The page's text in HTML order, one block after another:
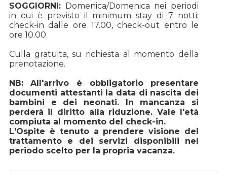
SOGGIORNI:Domenica/Domenica nei periodi
in cui è previsto il minimum stay di 7 notti;
check-in dalle ore 17.00, check-out entro le
ore 10.00.
Culla gratuita, su richiesta al momento della
prenotazione.
NB: All'arrivo è obbligatorio presentare
documenti attestanti la data di nascita dei
bambini e dei neonati. In mancanza si
perderà il diritto alla riduzione. Vale l'età
compiuta al momento del check-in.
L'Ospite è tenuto a prendere visione del
trattamento e dei servizi disponibili nel
periodo scelto per la propria vacanza.